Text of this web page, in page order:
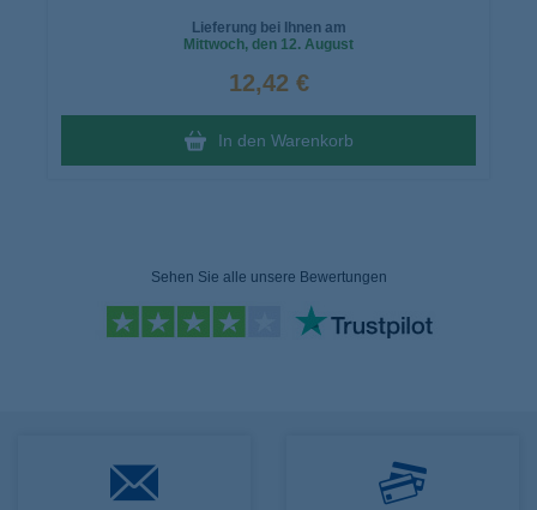
Lieferung bei Ihnen am
Mittwoch, den 12. August
12,42 €
In den Warenkorb
Sehen Sie alle unsere Bewertungen